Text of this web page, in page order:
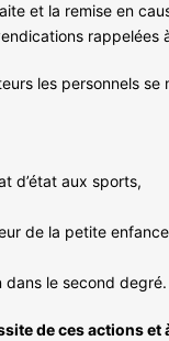
et la remise en
rappelées
les personnels
d’état aux sports,
de la petite
dans le second degré.
de ces actions